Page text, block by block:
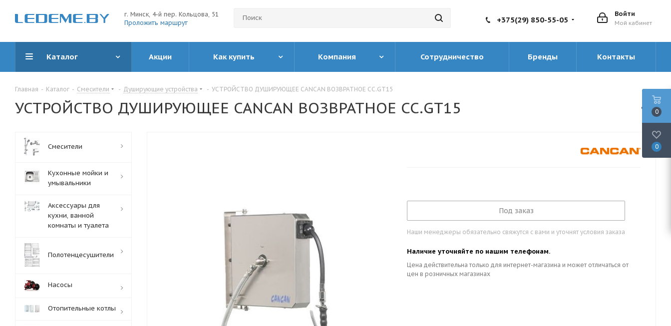
г. Минск, 4-й пер. Кольцова, 51
Проложить маршрут
Войти
Мой кабинет
+375(29) 850-55-05
Каталог Акции Как купить Компания Сотрудничество Бренды Контакты
Главная - Каталог - Смесители - Душирующие устройства - УСТРОЙСТВО ДУШИРУЮЩЕЕ CANCAN ВОЗВРАТНОЕ CC.GT15
УСТРОЙСТВО ДУШИРУЮЩЕЕ CANCAN ВОЗВРАТНОЕ CC.GT15
Под заказ
Наши менеджеры обязательно свяжутся с вами и уточнят условия заказа
Наличие уточняйте по нашим телефонам.
Цена действительна только для интернет-магазина и может отличаться от
цен в розничных магазинах
Смесители
Кухонные мойки и
умывальники
Аксессуары для
кухни, ванной
комнаты и туалета
Полотенцесушители
Насосы
Отопительные котлы
0
0